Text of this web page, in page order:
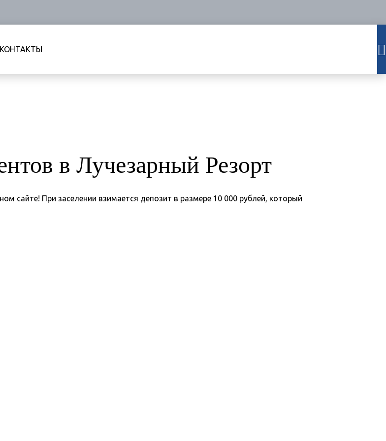
КОНТАКТЫ
в Лучезарный Резорт
сайте! При заселении взимается депозит в размере 10 000 рублей, который